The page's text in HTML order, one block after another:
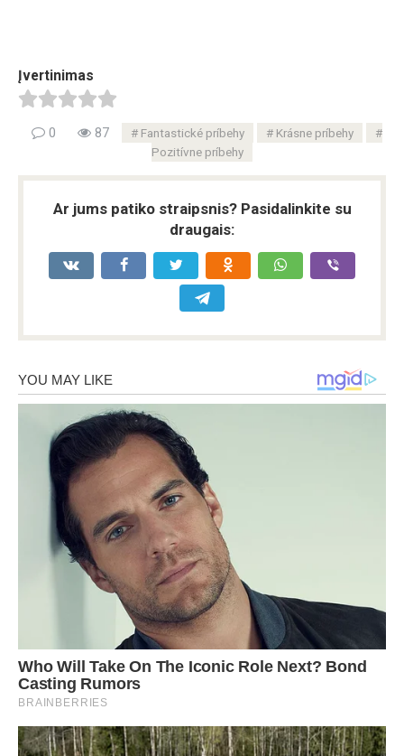
Įvertinimas
0 87 Fantastické príbehy
Krásne príbehy
Pozitívne príbehy
Ar jums patiko straipsnis? Pasidalinkite su
draugais: